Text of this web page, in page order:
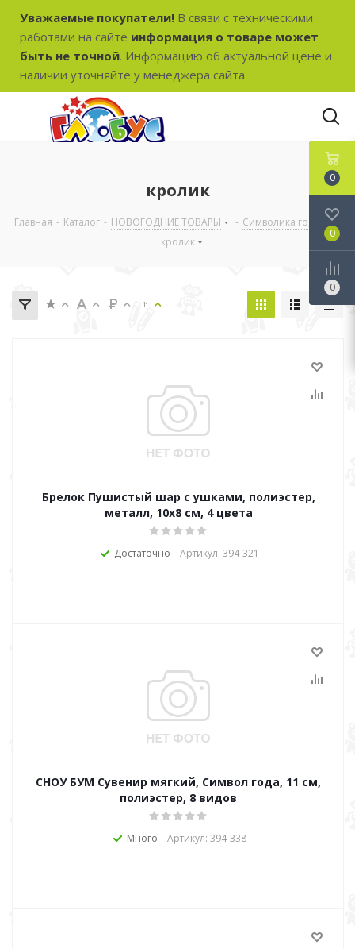
Уважаемые покупатели! В связи с техническими
работами на сайте информация о товаре может
быть не точной. Информацию об актуальной цене и
наличии уточняйте у менеджера сайта
кролик
Главная - Каталог - НОВОГОДНИЕ ТОВАРЫ - Символика года
-
кролик
Брелок Пушистый шар с ушками, полиэстер,
металл, 10x8 см, 4 цвета
Достаточно Артикул: 394-321
СНОУ БУМ Сувенир мягкий, Символ года, 11 см,
полиэстер, 8 видов
Много Артикул: 394-338
0
0
0